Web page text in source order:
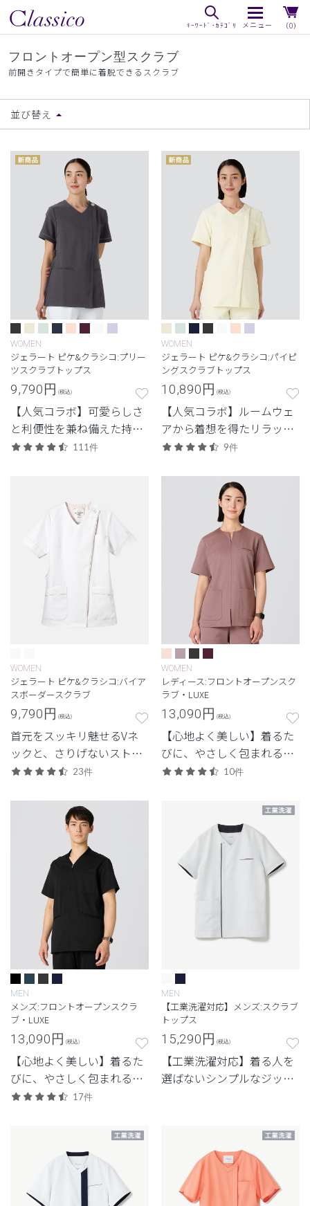
（0）
フロントオープン型スクラブ
前開きタイプで簡単に着脱できるスクラブ
並び替え
WOMEN
ジェラート ピケ&クラシコ:プリー
ツスクラブトップス
9,790円 (税込)
【人気コラボ】可愛らしさ
と利便性を兼ね備えた持っ
ておきたいジップタイプ。
111件
WOMEN
ジェラート ピケ&クラシコ:パイピ
ングスクラブトップス
10,890円 (税込)
【人気コラボ】ルームウェ
アから着想を得たリラック
ス感のあるデザイン。
9件
WOMEN
ジェラート ピケ&クラシコ:バイア
スボーダースクラブ
9,790円 (税込)
首元をスッキリ魅せるVネ
ックと、さりげないストラ
イプ柄で好感度UP。
23件
WOMEN
レディース:フロントオープンスク
ラブ・LUXE
13,090円 (税込)
【心地よく美しい】着るた
びに、やさしく包まれる上
質感。ストレッチ性で快適
10件
MEN
メンズ:フロントオープンスクラ
ブ・LUXE
13,090円 (税込)
【心地よく美しい】着るた
びに、やさしく包まれる上
質感。ストレッチ性で快適
17件
MEN
【工業洗濯対応】メンズ:スクラブ
トップス
15,290円 (税込)
【工業洗濯対応】着る人を
選ばないシンプルなジップ